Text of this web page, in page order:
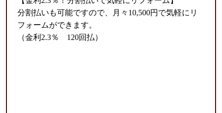
分割払いも可能ですので、月々10,500円で気軽にリ
フォームができます。
（金利2.3％ 120回払）